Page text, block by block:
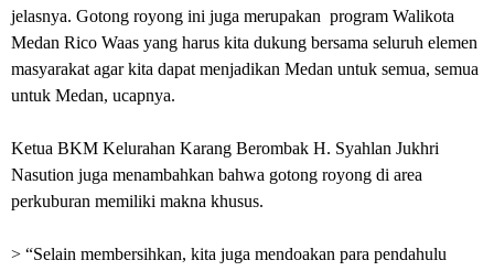
jelasnya. Gotong royong ini juga merupakan program Walikota
Medan Rico Waas yang harus kita dukung bersama seluruh elemen
masyarakat agar kita dapat menjadikan Medan untuk semua, semua
untuk Medan, ucapnya.
Ketua BKM Kelurahan Karang Berombak H. Syahlan Jukhri
Nasution juga menambahkan bahwa gotong royong di area
perkuburan memiliki makna khusus.
> “Selain membersihkan, kita juga mendoakan para pendahulu